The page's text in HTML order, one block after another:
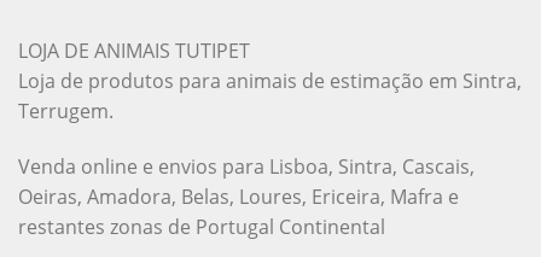
LOJA DE ANIMAIS TUTIPET
Loja de produtos para animais de estimação em Sintra,
Terrugem.
Venda online e envios para Lisboa, Sintra, Cascais,
Oeiras, Amadora, Belas, Loures, Ericeira, Mafra e
restantes zonas de Portugal Continental